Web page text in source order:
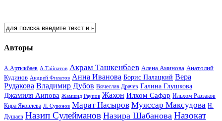
Авторы
А.Артыкбаев А.Тайпатов Акрам Ташкенбаев Алена Аминова Анатолий
Кудинов Андрей Филатов Анна Иванова Борис Палацкий Вера
Рудакова Владимир Дубов Вячеслав Драчев Галина Глушкова
Джамиля Аипова Жамшид Раупов Жахон Илхом Сафар Ильхом Раззаков
Кира Яковлева Л. Сувонов Марат Насыров Муяссар Максудова Н.
Душаев Назип Сулейманов Назира Шабанова Назокат